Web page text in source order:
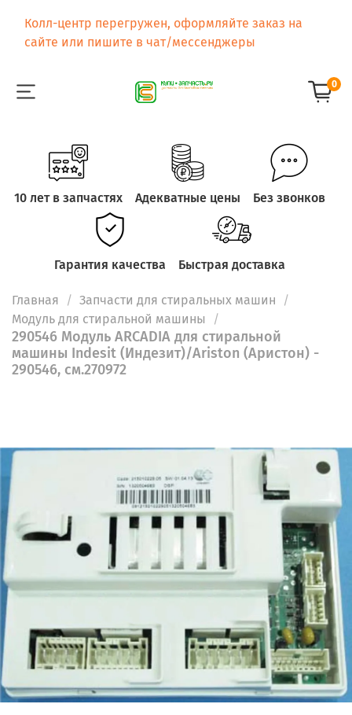
Колл-центр перегружен, оформляйте заказ на
сайте или пишите в чат/мессенджеры
0
10 лет в запчастях Адекватные цены Без звонков
Гарантия качества Быстрая доставка
Главная
Запчасти для стиральных машин
Модуль для стиральной машины
290546 Модуль ARCADIA для стиральной
машины Indesit (Индезит)/Ariston (Аристон) -
290546, см.270972